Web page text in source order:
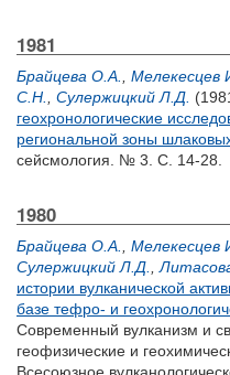
1981
Брайцева О.А. Мелекесцев
С.Н.
Сулержицкий Л.Д.
геохронологические
региональной зоны
сейсмология. № 3. С. 14-28.
1980
Брайцева О.А. Мелекесцев
Сулержицкий Л.Д.
истории вулканической
базе тефро- и
Современный вулканизм и
геофизические и